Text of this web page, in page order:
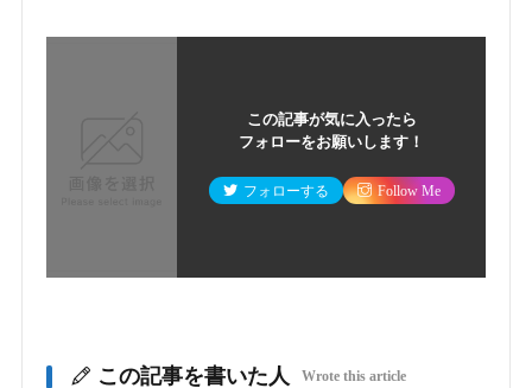
この記事が気に入ったら
フォローをお願いします！
フォローする Follow Me
この記事を書いた人 Wrote this article